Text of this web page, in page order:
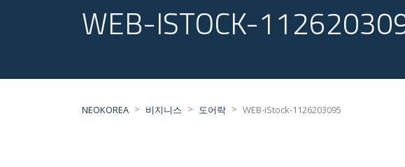
WEB-ISTOCK-
NEOKOREA > 비지니스 > 도어락 > WEB-iStock-1126203095